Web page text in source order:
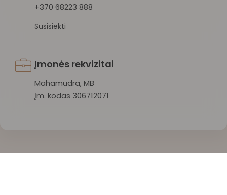
+370 68223 888
Susisiekti
Įmonės rekvizitai
Mahamudra, MB
Įm. kodas 306712071